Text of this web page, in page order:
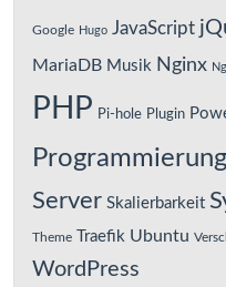
Google Hugo JavaScript
MariaDB Musik Nginx
PHP Pi-hole Plugin
Programmierung
Server Skalierbarkeit
Theme Traefik Ubuntu
WordPress